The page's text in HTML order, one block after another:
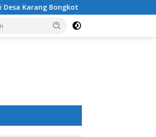
Sinergi Polsek Labuapi dan Petani